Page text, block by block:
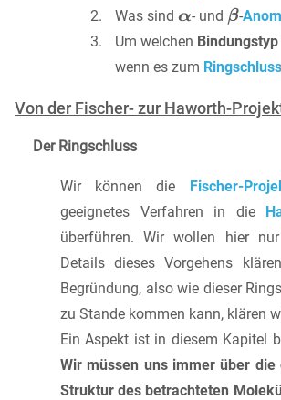
Was sind
- und -
Um welchen Bindungstyp
wenn es zum Ringschluss
Von der Fischer- zur Haworth-
Der Ringschluss
Wir können die Fischer-
geeignetes Verfahren in die
überführen. Wir wollen hier
Details dieses Vorgehens
Begründung, also wie dieser
zu Stande kommen kann, klären
Ein Aspekt ist in diesem Kapitel
Wir müssen uns immer über die
Struktur des betrachteten